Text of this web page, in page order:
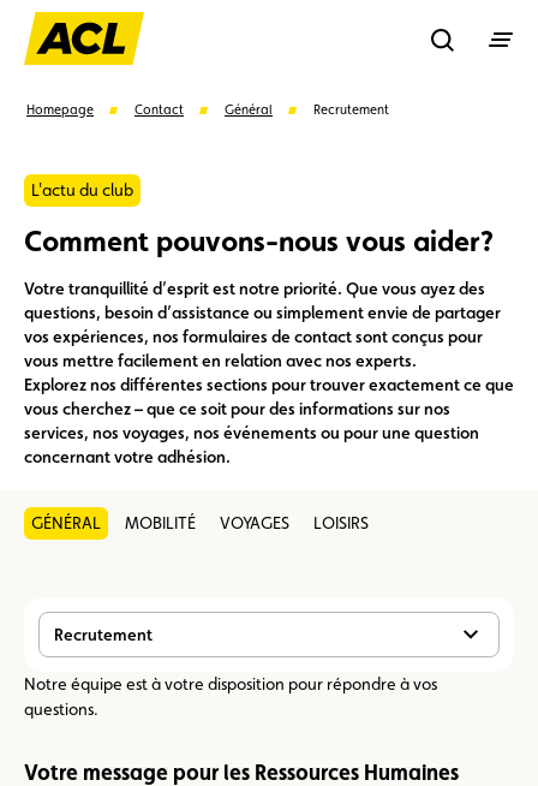
Rechercher
Carte membre Avantages Contrat de vente
Vignette Location
Homepage Contact Général Recrutement
L'actu du club
Comment pouvons-nous vous aider?
Votre tranquillité d’esprit est notre priorité. Que vous ayez des
questions, besoin d’assistance ou simplement envie de partager
vos expériences, nos formulaires de contact sont conçus pour
vous mettre facilement en relation avec nos experts.
Explorez nos différentes sections pour trouver exactement ce que
vous cherchez – que ce soit pour des informations sur nos
services, nos voyages, nos événements ou pour une question
concernant votre adhésion.
GÉNÉRAL MOBILITÉ VOYAGES LOISIRS
Recrutement
Notre équipe est à votre disposition pour répondre à vos
questions.
Votre message pour les Ressources Humaines